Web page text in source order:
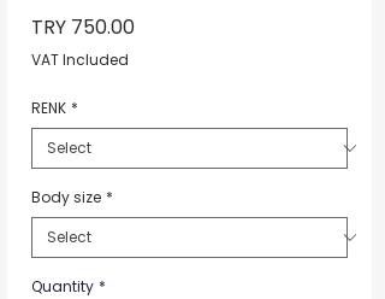
TRY 750.00Price
VAT Included
RENK *
Body size *
Quantity *